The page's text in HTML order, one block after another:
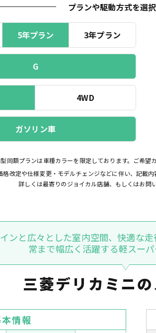
プランや駆動方式を選択
5年プラン 3年プラン
G
4WD
ガソリン車
同額プランは車種カラーを限定しております。ご希望
改定や仕様変更・モデルチェンジなどに伴い、記載
詳しくは最寄りのジョイカル店舗、もしくはお問
ンと広々とした室内空間、快適な
常まで幅広く活躍する軽スーパ
三菱デリカミニの
情報